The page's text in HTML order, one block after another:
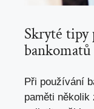
Skryté tipy
bankomatů
Při používání
paměti několik